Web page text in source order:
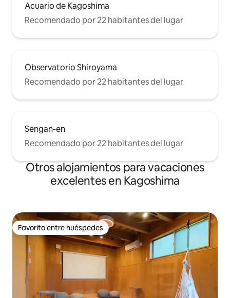
Acuario de Kagoshima
Recomendado por 22 habitantes del lugar
Observatorio Shiroyama
Recomendado por 22 habitantes del lugar
Sengan-en
Recomendado por 22 habitantes del lugar
Otros alojamientos para vacaciones
excelentes en Kagoshima
Favorito entre huéspedes
Favorito entre huéspedes